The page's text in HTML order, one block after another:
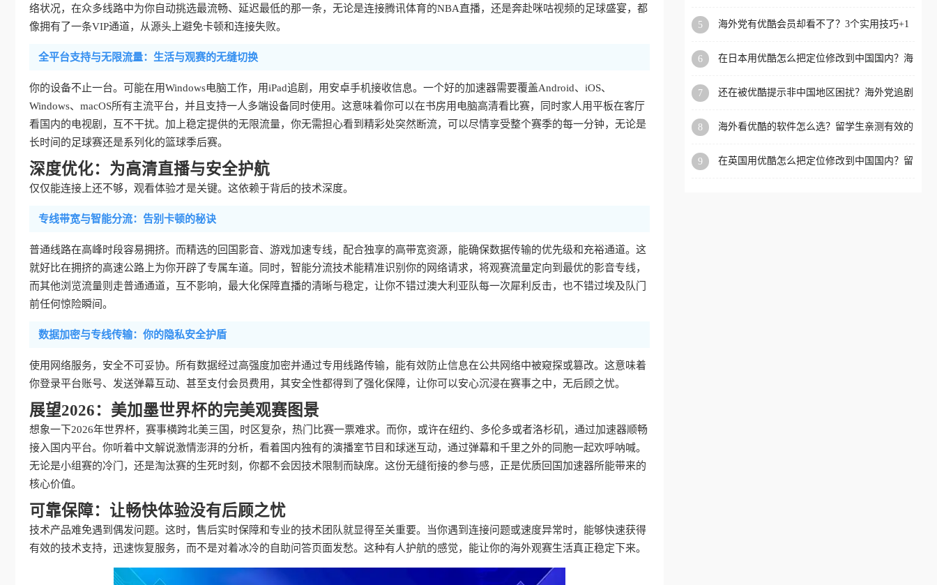
络状况，在众多线路中为你自动挑选最流畅、延迟最低的那一条，无论是连接腾讯体育的NBA直播，还是奔赴咪咕视频的足球盛宴，都
像拥有了一条VIP通道，从源头上避免卡顿和连接失败。
全平台支持与无限流量：生活与观赛的无缝切换
你的设备不止一台。可能在用Windows电脑工作，用iPad追剧，用安卓手机接收信息。一个好的加速器需要覆盖Android、iOS、
Windows、macOS所有主流平台，并且支持一人多端设备同时使用。这意味着你可以在书房用电脑高清看比赛，同时家人用平板在客厅
看国内的电视剧，互不干扰。加上稳定提供的无限流量，你无需担心看到精彩处突然断流，可以尽情享受整个赛季的每一分钟，无论是
长时间的足球赛还是系列化的篮球季后赛。
深度优化：为高清直播与安全护航
仅仅能连接上还不够，观看体验才是关键。这依赖于背后的技术深度。
专线带宽与智能分流：告别卡顿的秘诀
普通线路在高峰时段容易拥挤。而精选的回国影音、游戏加速专线，配合独享的高带宽资源，能确保数据传输的优先级和充裕通道。这
就好比在拥挤的高速公路上为你开辟了专属车道。同时，智能分流技术能精准识别你的网络请求，将观赛流量定向到最优的影音专线，
而其他浏览流量则走普通通道，互不影响，最大化保障直播的清晰与稳定，让你不错过澳大利亚队每一次犀利反击，也不错过埃及队门
前任何惊险瞬间。
数据加密与专线传输：你的隐私安全护盾
使用网络服务，安全不可妥协。所有数据经过高强度加密并通过专用线路传输，能有效防止信息在公共网络中被窥探或篡改。这意味着
你登录平台账号、发送弹幕互动、甚至支付会员费用，其安全性都得到了强化保障，让你可以安心沉浸在赛事之中，无后顾之忧。
展望2026：美加墨世界杯的完美观赛图景
想象一下2026年世界杯，赛事横跨北美三国，时区复杂，热门比赛一票难求。而你，或许在纽约、多伦多或者洛杉矶，通过加速器顺畅
接入国内平台。你听着中文解说激情澎湃的分析，看着国内独有的演播室节目和球迷互动，通过弹幕和千里之外的同胞一起欢呼呐喊。
无论是小组赛的冷门，还是淘汰赛的生死时刻，你都不会因技术限制而缺席。这份无缝衔接的参与感，正是优质回国加速器所能带来的
核心价值。
可靠保障：让畅快体验没有后顾之忧
技术产品难免遇到偶发问题。这时，售后实时保障和专业的技术团队就显得至关重要。当你遇到连接问题或速度异常时，能够快速获得
有效的技术支持，迅速恢复服务，而不是对着冰冷的自助问答页面发愁。这种有人护航的感觉，能让你的海外观赛生活真正稳定下来。
扰。
5
海外党有优酷会员却看不了？3个实用技巧+1
6
在日本用优酷怎么把定位修改到中国国内？海
7
还在被优酷提示非中国地区困扰？海外党追剧
8
海外看优酷的软件怎么选？留学生亲测有效的
9
在英国用优酷怎么把定位修改到中国国内？留